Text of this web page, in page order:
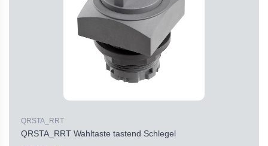
QRSTA_RRT
QRSTA_RRT Wahltaste tastend Schlegel